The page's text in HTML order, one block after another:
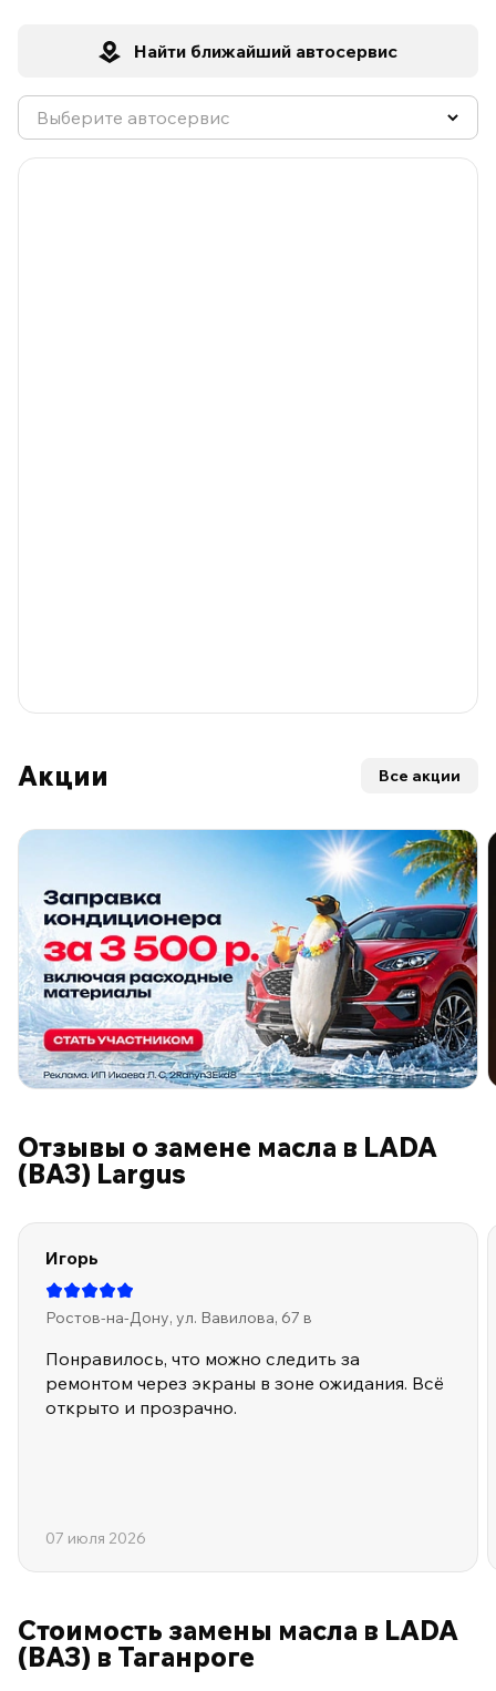
Найти ближайший автосервис
Акции Все акции
Отзывы о замене масла в LADA
(ВАЗ) Largus
Игорь
Ростов-на-Дону, ул. Вавилова, 67 в
Понравилось, что можно следить за
ремонтом через экраны в зоне ожидания. Всё
открыто и прозрачно.
07 июля 2026
Стоимость замены масла в LADA
(ВАЗ) в Таганроге